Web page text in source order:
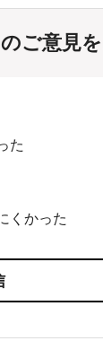
ご意見
た
くかった